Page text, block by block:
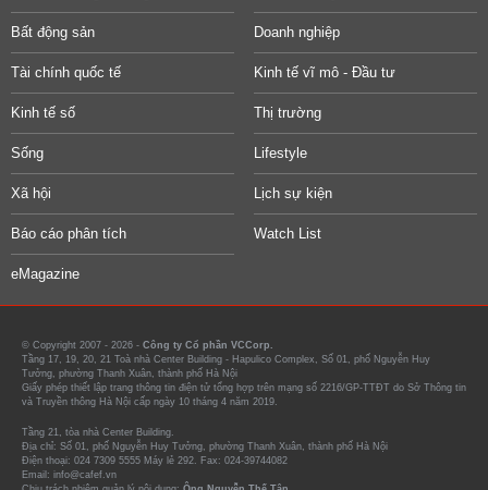
Bất động sản Doanh nghiệp
Tài chính quốc tế Kinh tế vĩ mô - Đầu tư
Kinh tế số Thị trường
Sống Lifestyle
Xã hội Lịch sự kiện
Báo cáo phân tích Watch List
eMagazine
© Copyright 2007 - 2026 - Công ty Cổ phần VCCorp.
Tầng 17, 19, 20, 21 Toà nhà Center Building - Hapulico Complex, Số 01, phố Nguyễn Huy
Tưởng, phường Thanh Xuân, thành phố Hà Nội
Giấy phép thiết lập trang thông tin điện tử tổng hợp trên mạng số 2216/GP-TTĐT do Sở Thông tin
và Truyền thông Hà Nội cấp ngày 10 tháng 4 năm 2019.
Tầng 21, tòa nhà Center Building.
Địa chỉ: Số 01, phố Nguyễn Huy Tưởng, phường Thanh Xuân, thành phố Hà Nội
Điện thoại: 024 7309 5555 Máy lẻ 292. Fax: 024-39744082
Email: info@cafef.vn